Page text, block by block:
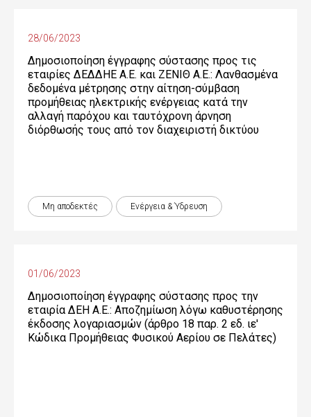
28/06/2023
Δημοσιοποίηση έγγραφης σύστασης προς τις
εταιρίες ΔΕΔΔΗΕ Α.Ε. και ΖΕΝΙΘ Α.Ε.: Λανθασμένα
δεδομένα μέτρησης στην αίτηση-σύμβαση
προμήθειας ηλεκτρικής ενέργειας κατά την
αλλαγή παρόχου και ταυτόχρονη άρνηση
διόρθωσής τους από τον διαχειριστή δικτύου
Μη αποδεκτές Ενέργεια & Ύδρευση
01/06/2023
Δημοσιοποίηση έγγραφης σύστασης προς την
εταιρία ΔΕΗ Α.Ε.: Αποζημίωση λόγω καθυστέρησης
έκδοσης λογαριασμών (άρθρο 18 παρ. 2 εδ. ιε'
Κώδικα Προμήθειας Φυσικού Αερίου σε Πελάτες)